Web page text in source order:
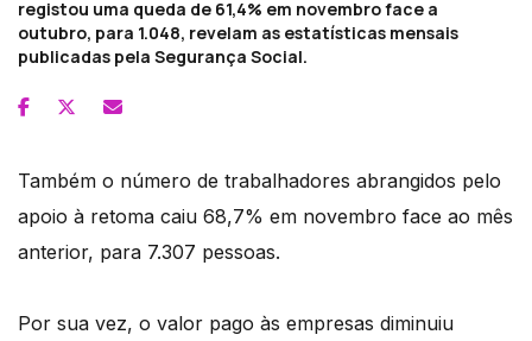
registou uma queda de 61,4% em novembro face a
outubro, para 1.048, revelam as estatísticas mensais
publicadas pela Segurança Social.
Também o número de trabalhadores abrangidos pelo
apoio à retoma caiu 68,7% em novembro face ao mês
anterior, para 7.307 pessoas.
Por sua vez, o valor pago às empresas diminuiu